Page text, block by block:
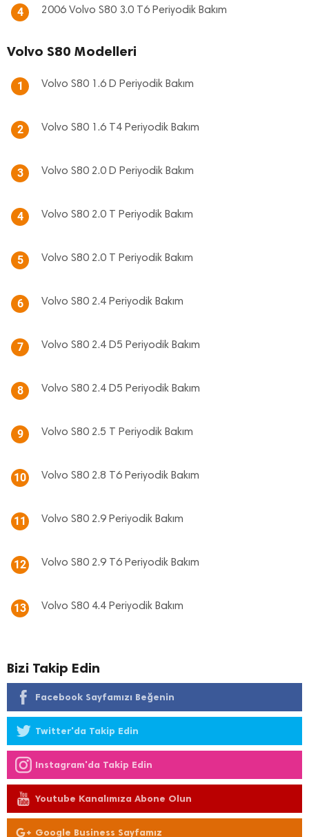
4 2006 Volvo S80 3.0 T6 Periyodik Bakım
Volvo S80 Modelleri
1 Volvo S80 1.6 D Periyodik Bakım
2 Volvo S80 1.6 T4 Periyodik Bakım
3 Volvo S80 2.0 D Periyodik Bakım
4 Volvo S80 2.0 T Periyodik Bakım
5 Volvo S80 2.0 T Periyodik Bakım
6 Volvo S80 2.4 Periyodik Bakım
7 Volvo S80 2.4 D5 Periyodik Bakım
8 Volvo S80 2.4 D5 Periyodik Bakım
9 Volvo S80 2.5 T Periyodik Bakım
10 Volvo S80 2.8 T6 Periyodik Bakım
11 Volvo S80 2.9 Periyodik Bakım
12 Volvo S80 2.9 T6 Periyodik Bakım
13 Volvo S80 4.4 Periyodik Bakım
Bizi Takip Edin
Facebook Sayfamızı Beğenin
Twitter'da Takip Edin
Instagram'da Takip Edin
Youtube Kanalımıza Abone Olun
Google Business Sayfamız